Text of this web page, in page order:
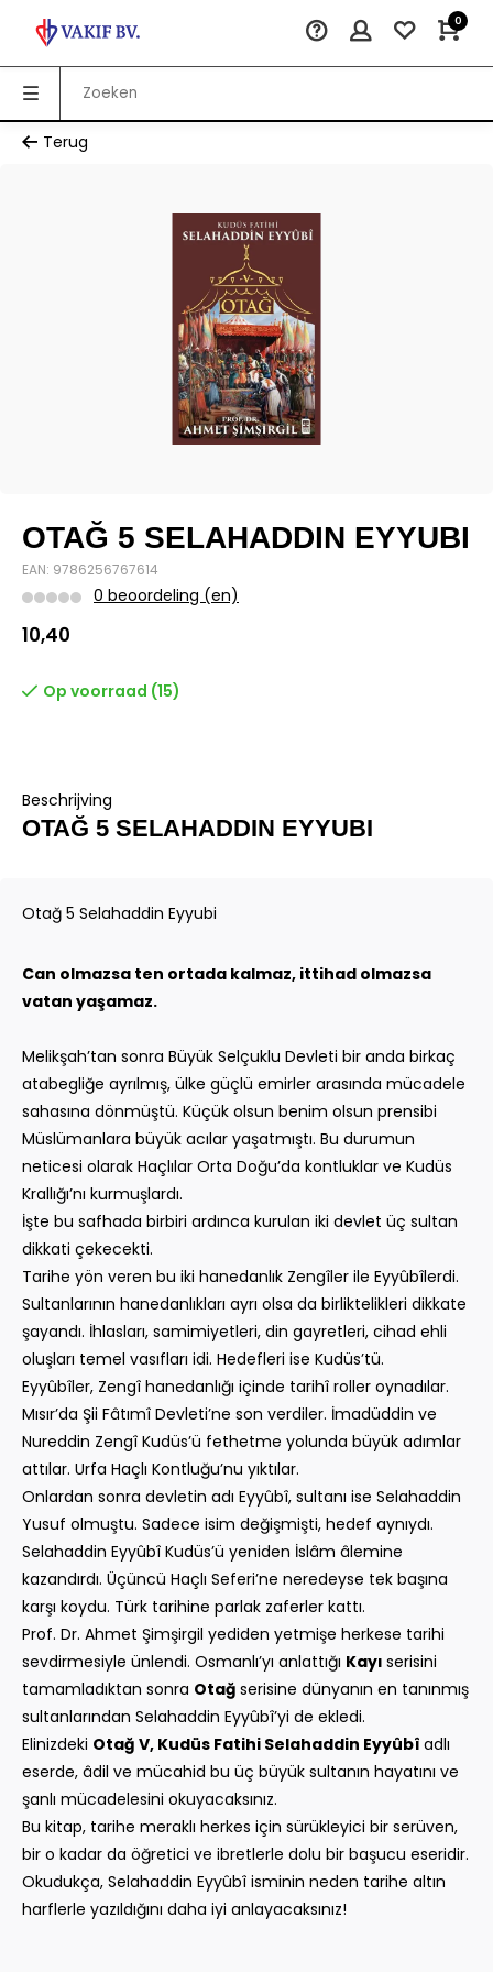
0
Terug
OTAĞ 5 SELAHADDIN EYYUBI
EAN: 9786256767614
0 beoordeling (en)
10,40
Op voorraad (15)
Beschrijving
OTAĞ 5 SELAHADDIN EYYUBI
Otağ 5 Selahaddin Eyyubi
Can olmazsa ten ortada kalmaz, ittihad olmazsa
vatan yaşamaz.
Melikşah’tan sonra Büyük Selçuklu Devleti bir anda birkaç
atabegliğe ayrılmış, ülke güçlü emirler arasında mücadele
sahasına dönmüştü. Küçük olsun benim olsun prensibi
Müslümanlara büyük acılar yaşatmıştı. Bu durumun
neticesi olarak Haçlılar Orta Doğu’da kontluklar ve Kudüs
Krallığı’nı kurmuşlardı.
İşte bu safhada birbiri ardınca kurulan iki devlet üç sultan
dikkati çekecekti.
Tarihe yön veren bu iki hanedanlık Zengîler ile Eyyûbîlerdi.
Sultanlarının hanedanlıkları ayrı olsa da birliktelikleri dikkate
şayandı. İhlasları, samimiyetleri, din gayretleri, cihad ehli
oluşları temel vasıfları idi. Hedefleri ise Kudüs’tü.
Eyyûbîler, Zengî hanedanlığı içinde tarihî roller oynadılar.
Mısır’da Şii Fâtımî Devleti’ne son verdiler. İmadüddin ve
Nureddin Zengî Kudüs’ü fethetme yolunda büyük adımlar
attılar. Urfa Haçlı Kontluğu’nu yıktılar.
Onlardan sonra devletin adı Eyyûbî, sultanı ise Selahaddin
Yusuf olmuştu. Sadece isim değişmişti, hedef aynıydı.
Selahaddin Eyyûbî Kudüs’ü yeniden İslâm âlemine
kazandırdı. Üçüncü Haçlı Seferi’ne neredeyse tek başına
karşı koydu. Türk tarihine parlak zaferler kattı.
Prof. Dr. Ahmet Şimşirgil yediden yetmişe herkese tarihi
sevdirmesiyle ünlendi. Osmanlı’yı anlattığı Kayı serisini
tamamladıktan sonra Otağ serisine dünyanın en tanınmış
sultanlarından Selahaddin Eyyûbî’yi de ekledi.
Elinizdeki Otağ V, Kudüs Fatihi Selahaddin Eyyûbî adlı
eserde, âdil ve mücahid bu üç büyük sultanın hayatını ve
şanlı mücadelesini okuyacaksınız.
Bu kitap, tarihe meraklı herkes için sürükleyici bir serüven,
bir o kadar da öğretici ve ibretlerle dolu bir başucu eseridir.
Okudukça, Selahaddin Eyyûbî isminin neden tarihe altın
harflerle yazıldığını daha iyi anlayacaksınız!